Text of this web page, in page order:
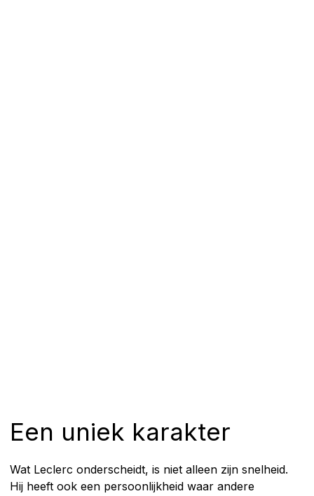
Een uniek karakter
Wat Leclerc onderscheidt, is niet alleen zijn snelheid.
Hij heeft ook een persoonlijkheid waar andere